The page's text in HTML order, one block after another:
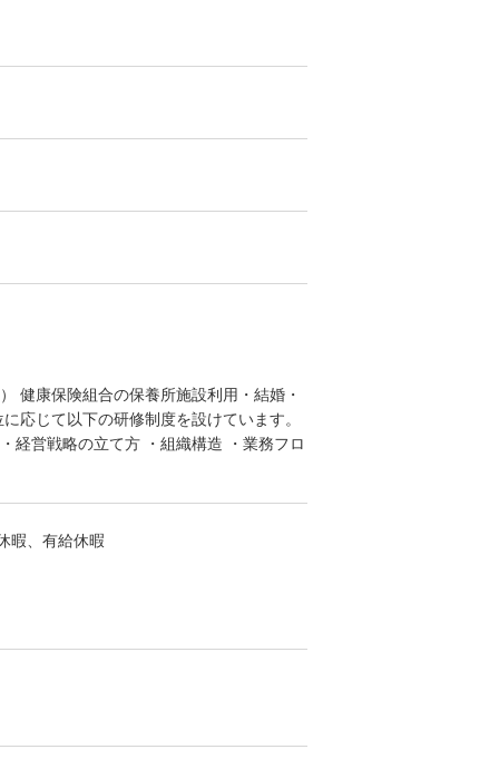
健康保険組合の保養所施設利用・結婚・
応じて以下の研修制度を設けています。
経営戦略の立て方 ・組織構造 ・業務フロ
暇、有給休暇